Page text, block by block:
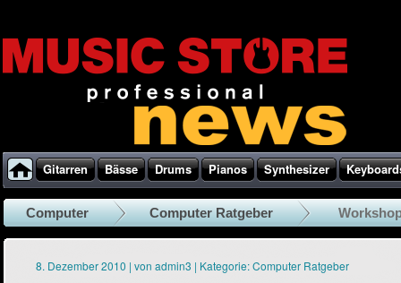
Gitarren Bässe Drums Pianos Synthesizer
Computer Computer Ratgeber
8. Dezember 2010 | von admin3 | Kategorie:Computer Ratgeber